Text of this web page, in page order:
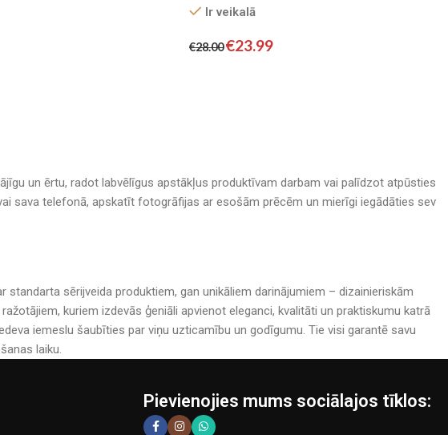
Ir veikalā
€28.00€23.99
un ērtu, radot labvēlīgus apstākļus produktīvam darbam vai palīdzot atpūsties
sava telefonā, apskatīt fotogrāfijas ar esošām prēcēm un mierīgi iegādāties sev
sērijveida produktiem, gan unikāliem darinājumiem – dizainieriskām
kuriem izdevās ģeniāli apvienot eleganci, kvalitāti un praktiskumu katrā
iemeslu šaubīties par viņu uzticamību un godīgumu. Tie visi garantē savu
laiku.
Pievienojies mums sociālajos tīklos: